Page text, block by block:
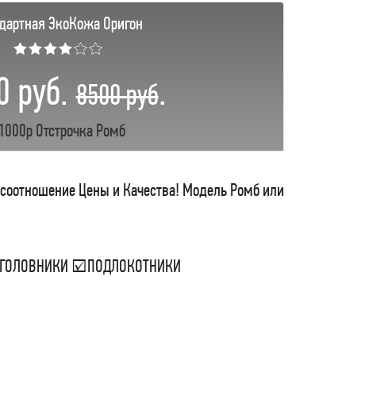
ЭкоКожа Оригон
★★★★☆☆
руб.8500 руб.
Отстрочка Ромб
Цены и Качества! Модель Ромб или
☑ПОДЛОКОТНИКИ